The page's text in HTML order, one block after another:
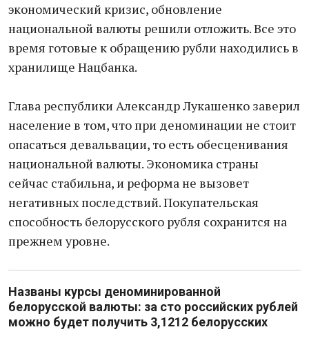
экономический кризис, обновление
национальной валюты решили отложить. Все это
время готовые к обращению рубли находились в
хранилище Нацбанка.
Глава республики Александр Лукашенко заверил
население в том, что при деноминации не стоит
опасаться девальвации, то есть обесценивания
национальной валюты. Экономика страны
сейчас стабильна, и реформа не вызовет
негативных последствий. Покупательская
способность белорусского рубля сохранится на
прежнем уровне.
Названы курсы деноминированной
белорусской валюты: за сто российских рублей
можно будет получить 3,1212 белорусских